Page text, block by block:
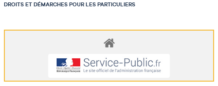
DROITS ET DÉMARCHES POUR LES PARTICULIERS